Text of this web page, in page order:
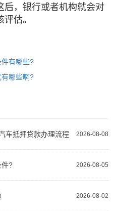
后，银行或者机构就会对
估。
有哪些?
哪些啊?
2026-08-08
车抵押贷款办理流程
2026-08-05
件?
2026-08-02